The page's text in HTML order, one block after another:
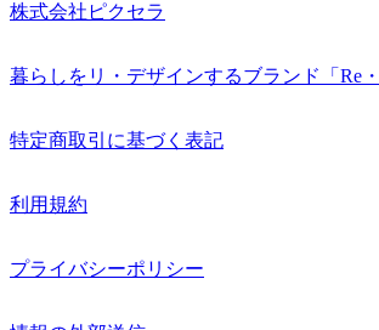
株式会社ピクセラ
暮らしをリ・デザインするブランド「Re・
特定商取引に基づく表記
利用規約
プライバシーポリシー